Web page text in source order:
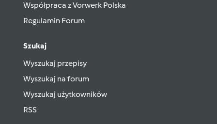
Współpraca z Vorwerk Polska
Regulamin Forum
Szukaj
Wyszukaj przepisy
Wyszukaj na forum
Wyszukaj użytkowników
RSS